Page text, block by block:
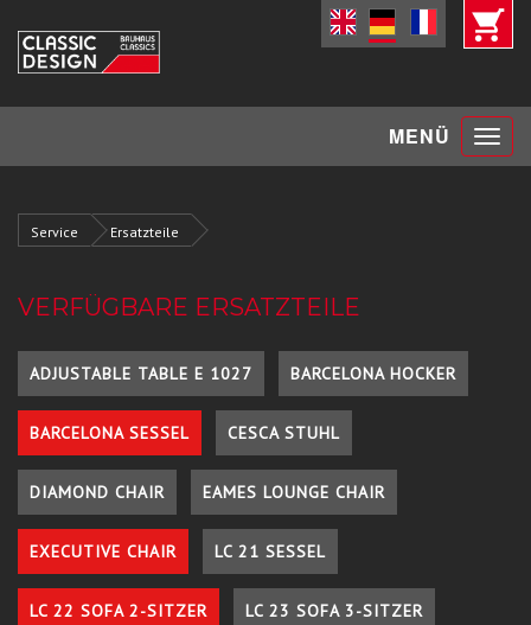
MENÜ Toggle
Service Ersatzteile
VERFÜGBARE ERSATZTEILE
ADJUSTABLE TABLE E 1027 BARCELONA HOCKER
BARCELONA SESSEL CESCA STUHL
DIAMOND CHAIR EAMES LOUNGE CHAIR
EXECUTIVE CHAIR LC 21 SESSEL
LC 22 SOFA 2-SITZER LC 23 SOFA 3-SITZER